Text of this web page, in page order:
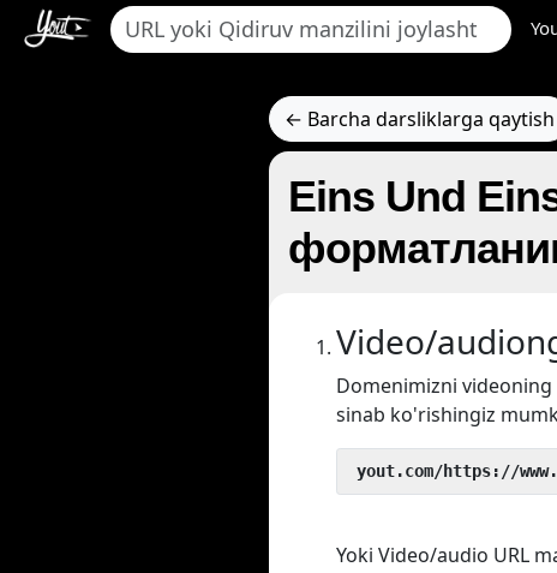
← Barcha darsliklarga qaytish
Eins Und
Video/
Domenimizni videoning
sinab ko'rishingiz
yout.com/https://
Yoki Video/audio URL